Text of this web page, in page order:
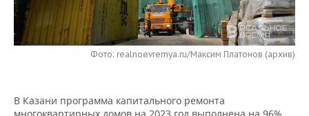
НЕФТЕХИМИЯ
НЕФТЬ
ЭНЕРГЕТИКА
РОЗНИЧНАЯ ТОРГОВЛЯ
НОВОСТИ ТЕХНОЛОГИЙ
МЕРОПРИЯТИЯ
НОВОСТИ МЕРОПРИЯТИЙФото: realnoevremya.ru/Максим Платонов (архив)
В Казани программа капитального ремонта